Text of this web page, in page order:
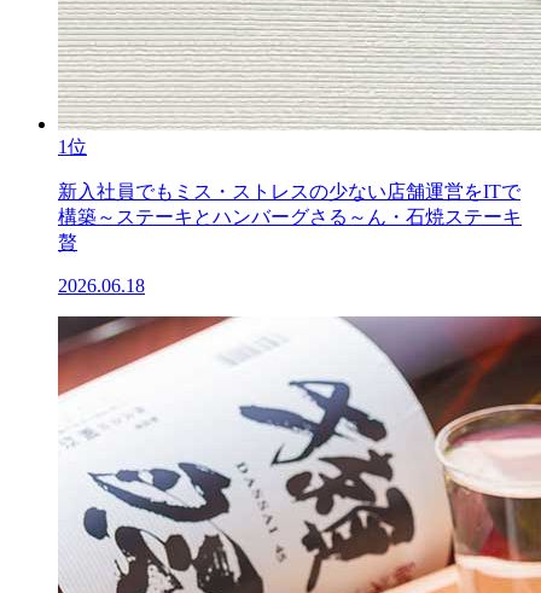
1位
新入社員でもミス・ストレスの少ない店舗運営をITで
構築～ステーキとハンバーグさる～ん・石焼ステーキ
贅
2026.06.18